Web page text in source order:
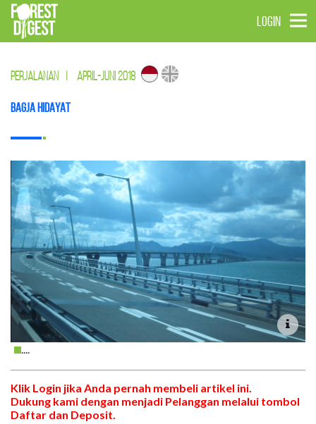
LOGIN
PERJALANAN APRIL-JUNI 2018
Bagja Hidayat
....
Klik Login jika Anda pernah membeli artikel ini.
Dukung kami dengan menjadi Pelanggan melalui tombol
Daftar dan Deposit.